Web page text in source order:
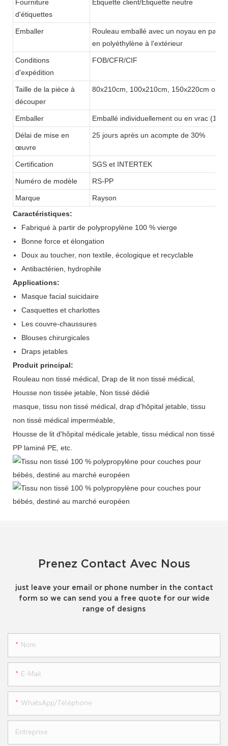
Fourniture
d'étiquettes
Étiquette client/Étiquette neutre
Emballer
Rouleau emballé avec un noyau en
en polyéthylène à l'extérieur
Conditions
d'expédition
FOB/CFR/CIF
Taille de la pièce à
découper
80x210cm, 100x210cm, 150x220cm ou
Emballer Emballé individuellement ou en vrac (15
Délai de mise en
œuvre
25 jours après un acompte de 30%
Certification SGS et INTERTEK
Numéro de modèle RS-PP
Marque
Rayson
Caractéristiques:
Fabriqué à partir de polypropylène 100 % vierge
Bonne force et élongation
Doux au toucher, non textile, écologique et recyclable
Antibactérien, hydrophile
Applications:
Masque facial suicidaire
Casquettes et charlottes
Les couvre-chaussures
Blouses chirurgicales
Draps jetables
Produit principal:
Rouleau non tissé médical, Drap de lit non tissé médical,
Housse non tissée jetable, Non tissé dédié
masque, tissu non tissé médical, drap d'hôpital jetable, tissu
non tissé médical imperméable,
Housse de lit d'hôpital médicale jetable, tissu médical non tissé
PP laminé PE, etc.
Prenez Contact Avec Nous
just leave your email or phone number in the contact
form so we can send you a free quote for our wide
range of designs
Nom
E-Mail
WhatsApp/téléphone
Entreprise